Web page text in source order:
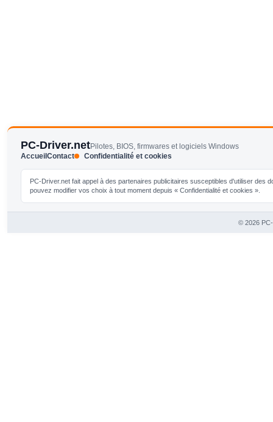
PC-Driver.netPilotes, BIOS, firmwares et logiciels Windows
AccueilContact Confidentialité et cookies
PC-Driver.net fait appel à des partenaires publicitaires susceptibles d'utiliser
pouvez modifier vos choix à tout moment depuis « Confidentialité et cookies ».
© 2026